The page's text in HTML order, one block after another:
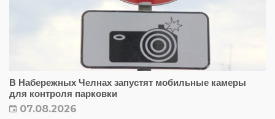
В Набережных Челнах запустят мобильные камеры
для контроля парковки
07.08.2026